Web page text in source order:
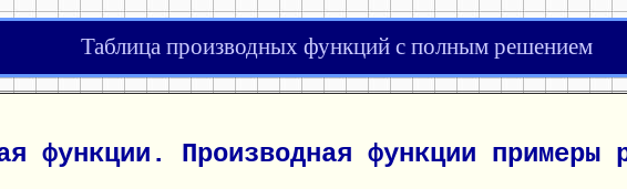
Таблица производных функций с полным решением
функции. Производная функции примеры